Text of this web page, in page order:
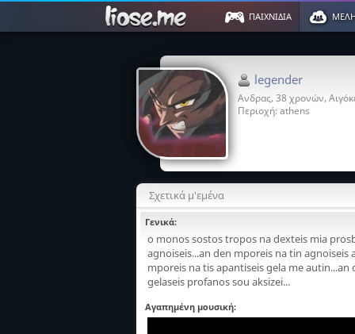
ΠΑΙΧΝΙΔΙΑ ΜΕΛΗ
legender
Ανδρας, 38 χρονών,
Περιοχή:athens
Σχετικά μ'εμένα
Γενικά:
o monos sostos tropos na dexteis mia
agnoiseis...an den mporeis na tin agnoiseis
mporeis na tis apantiseis gela me autin...an
gelaseis profanos sou aksizei...
Αγαπημένη μουσική: